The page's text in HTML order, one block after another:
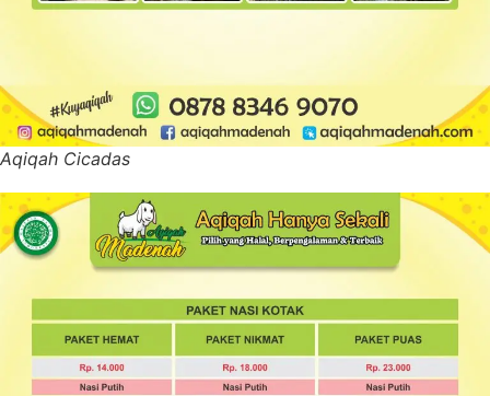
Aqiqah Cicadas